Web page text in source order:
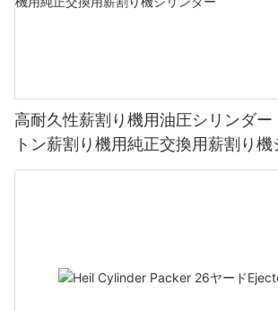
高耐久性薪割り機用油圧シリンダ
トン薪割り機用純正交換用薪割り